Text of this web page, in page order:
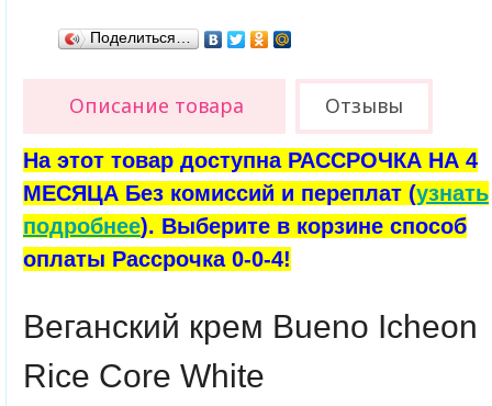
Поделиться…
Описание товара Отзывы
На этот товар доступна РАССРОЧКА НА 4
МЕСЯЦА Без комиссий и переплат (узнать
подробнее). Выберите в корзине способ
оплаты Рассрочка 0-0-4!
Веганский крем Bueno Icheon
Rice Core White